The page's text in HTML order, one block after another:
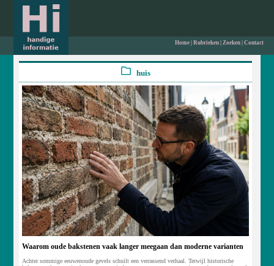
Home| Rubrieken| Zoeken| Contact
huis
Waarom oude bakstenen vaak langer meegaan dan moderne varianten
Achter sommige eeuwenoude gevels schuilt een verrassend verhaal. Terwijl historische